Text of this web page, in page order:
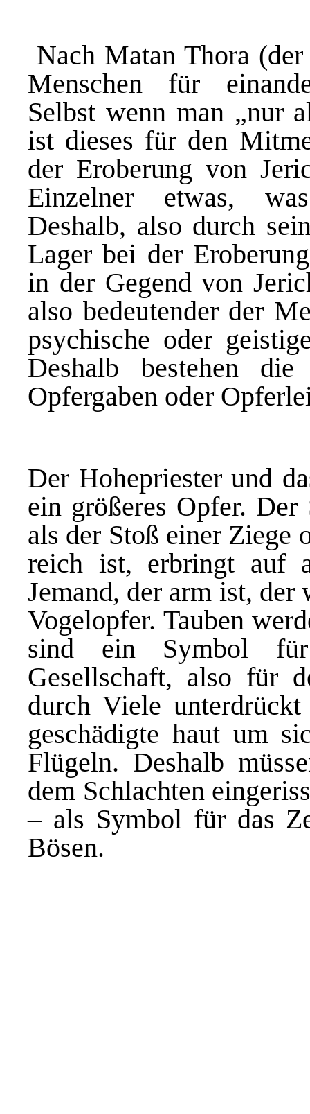
Nach Matan Thora (der
Menschen für
Selbst wenn man „nur
ist dieses für den
der Eroberung von
Einzelner etwas,
Deshalb, also durch
Lager bei der
in der Gegend von
also bedeutender der
psychische oder
Deshalb bestehen die
Opfergaben oder
Der Hohepriester und
ein größeres Opfer.
als der Stoß einer Ziege
reich ist, erbringt auf
Jemand, der arm ist,
Vogelopfer. Tauben
sind ein Symbol
Gesellschaft, also für
durch Viele
geschädigte haut um
Flügeln. Deshalb
dem Schlachten
– als Symbol für das
Bösen.